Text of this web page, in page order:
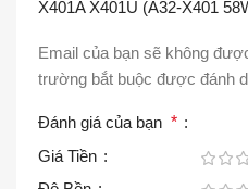
X401A X401U (A32-X401
Email của bạn sẽ không
trường bắt buộc được đánh
Đánh giá của bạn *
Giá Tiền